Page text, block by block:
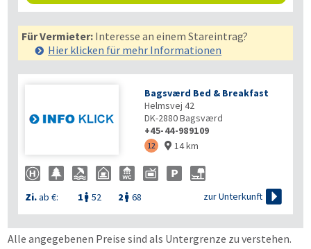
Für Vermieter: Interesse an einem Stareintrag?
Hier klicken für mehr Informationen
Bagsværd Bed & Breakfast
Helmsvej 42
DK-2880Bagsværd
+45-44-989109
12  14 km
Zi.ab €: 1  52 2  68 zur Unterkunft 
Alle angegebenen Preise sind als Untergrenze zu verstehen.